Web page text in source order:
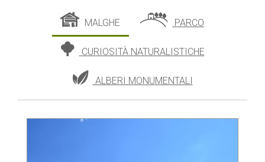
MALGHE PARCO
CURIOSITÀ NATURALISTICHE
ALBERI MONUMENTALI